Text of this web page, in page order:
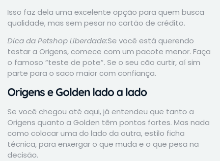
Isso faz dela uma excelente opção para quem busca
qualidade, mas sem pesar no cartão de crédito.
Dica da Petshop Liberdade:Se você está querendo
testar a Origens, comece com um pacote menor. Faça
o famoso “teste de pote”. Se o seu cão curtir, aí sim
parte para o saco maior com confiança.
Origens e Golden lado a lado
Se você chegou até aqui, já entendeu que tanto a
Origens quanto a Golden têm pontos fortes. Mas nada
como colocar uma do lado da outra, estilo ficha
técnica, para enxergar o que muda e o que pesa na
decisão.